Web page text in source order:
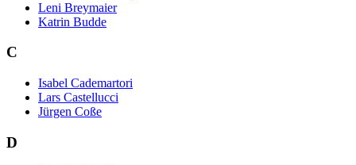
Leni Breymaier
Katrin Budde
C
Isabel Cademartori
Lars Castellucci
Jürgen Coße
D